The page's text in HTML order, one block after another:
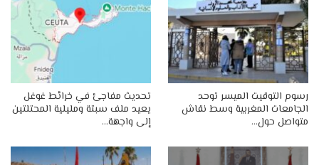
رسوم التوقيت الميسر توحد
الجامعات المغربية وسط نقاش
متواصل حول…
تحديث مفاجئ في خرائط غوغل
يعيد ملف سبتة ومليلية المحتلتين
إلى واجهة…